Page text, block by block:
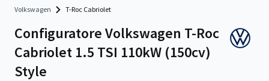
Volkswagen T-Roc Cabriolet
Configuratore Volkswagen T-Roc
Cabriolet 1.5 TSI 110kW (150cv)
Style